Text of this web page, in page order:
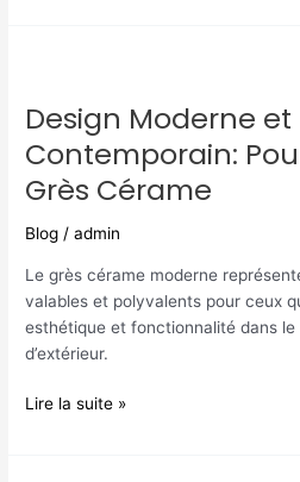
Design Moderne et
Contemporain:
Grès Cérame
Blog /admin
Le grès cérame moderne
valables et polyvalents pour ceux
esthétique et fonctionnalité dans le
d’extérieur.
et
Contemporain:
Pourquoi
Choisir
Grès
Cérame
Lire la suite »